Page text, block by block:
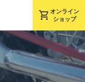
shopping_cart オンライン
ショップ